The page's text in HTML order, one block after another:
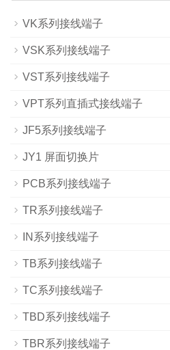
VK系列接线端子
VSK系列接线端子
VST系列接线端子
VPT系列直插式接线端子
JF5系列接线端子
JY1 屏面切换片
PCB系列接线端子
TR系列接线端子
IN系列接线端子
TB系列接线端子
TC系列接线端子
TBD系列接线端子
TBR系列接线端子